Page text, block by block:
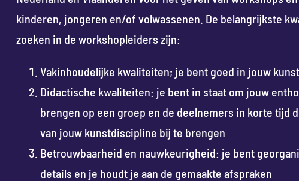
kinderen, jongeren en/of volwassenen. De belangrijkste
zoeken in de workshopleiders zijn:
Vakinhoudelijke kwaliteiten; je bent goed in jouw
Didactische kwaliteiten: je bent in staat om jouw
brengen op een groep en de deelnemers in korte tijd
van jouw kunstdiscipline bij te brengen
Betrouwbaarheid en nauwkeurigheid: je bent
details en je houdt je aan de gemaakte afspraken